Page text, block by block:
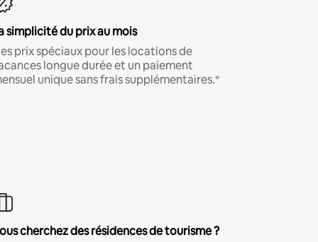
simplicité du prix au mois
prix spéciaux pour les locations de
longue durée et un paiement
unique sans frais supplémentaires.*
cherchez des résidences de tourisme ?